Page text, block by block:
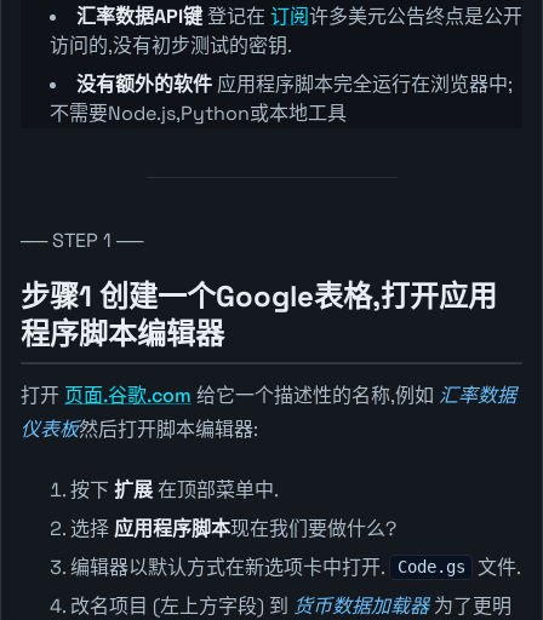
汇率数据API键登记在 订阅许多美元公告终点是公开
访问的,没有初步测试的密钥.
没有额外的软件 应用程序脚本完全运行在浏览器中;
不需要Node.js,Python或本地工具
── STEP 1 ──
步骤1 创建一个Google表格,打开应用
程序脚本编辑器
打开 页面.谷歌.com 给它一个描述性的名称,例如 汇率数据
仪表板然后打开脚本编辑器:
按下 扩展在顶部菜单中.
选择 应用程序脚本现在我们要做什么?
编辑器以默认方式在新选项卡中打开.
Code.gs
文件.
改名项目 (左上方字段) 到 货币数据加载器为了更明